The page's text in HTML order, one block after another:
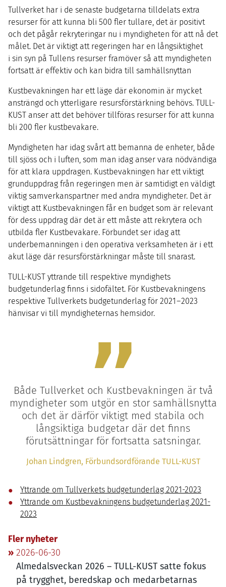
Tullverket har i de senaste budgetarna tilldelats extra
resurser för att kunna bli 500 fler tullare, det är positivt
och det pågår rekryteringar nu i myndigheten för att nå det
målet. Det är viktigt att regeringen har en långsiktighet
i sin syn på Tullens resurser framöver så att myndigheten
fortsatt är effektiv och kan bidra till samhällsnyttan
Kustbevakningen har ett läge där ekonomin är mycket
ansträngd och ytterligare resursförstärkning behövs. TULL-
KUST anser att det behöver tillföras resurser för att kunna
bli 200 fler kustbevakare.
Myndigheten har idag svårt att bemanna de enheter, både
till sjöss och i luften, som man idag anser vara nödvändiga
för att klara uppdragen. Kustbevakningen har ett viktigt
grunduppdrag från regeringen men är samtidigt en väldigt
viktig samverkanspartner med andra myndigheter. Det är
viktigt att Kustbevakningen får en budget som är relevant
för dess uppdrag där det är ett måste att rekrytera och
utbilda fler Kustbevakare. Förbundet ser idag att
underbemanningen i den operativa verksamheten är i ett
akut läge där resursförstärkningar måste till snarast.
TULL-KUST yttrande till respektive myndighets
budgetunderlag finns i sidofältet. För Kustbevakningens
respektive Tullverkets budgetunderlag för 2021–2023
hänvisar vi till myndigheternas hemsidor.
”
Både Tullverket och Kustbevakningen är två
myndigheter som utgör en stor samhällsnytta
och det är därför viktigt med stabila och
långsiktiga budgetar där det finns
förutsättningar för fortsatta satsningar.
Johan Lindgren, Förbundsordförande TULL-KUST
Yttrande om Tullverkets budgetunderlag 2021-2023
Yttrande om Kustbevakningens budgetunderlag 2021-
2023
Fler nyheter
2026-06-30
Almedalsveckan 2026 – TULL-KUST satte fokus
på trygghet, beredskap och medarbetarnas